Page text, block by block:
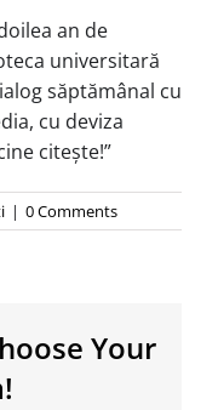
an de
universitară
săptămânal cu
cu deviza
citeşte!”
| 0 Comments
Your